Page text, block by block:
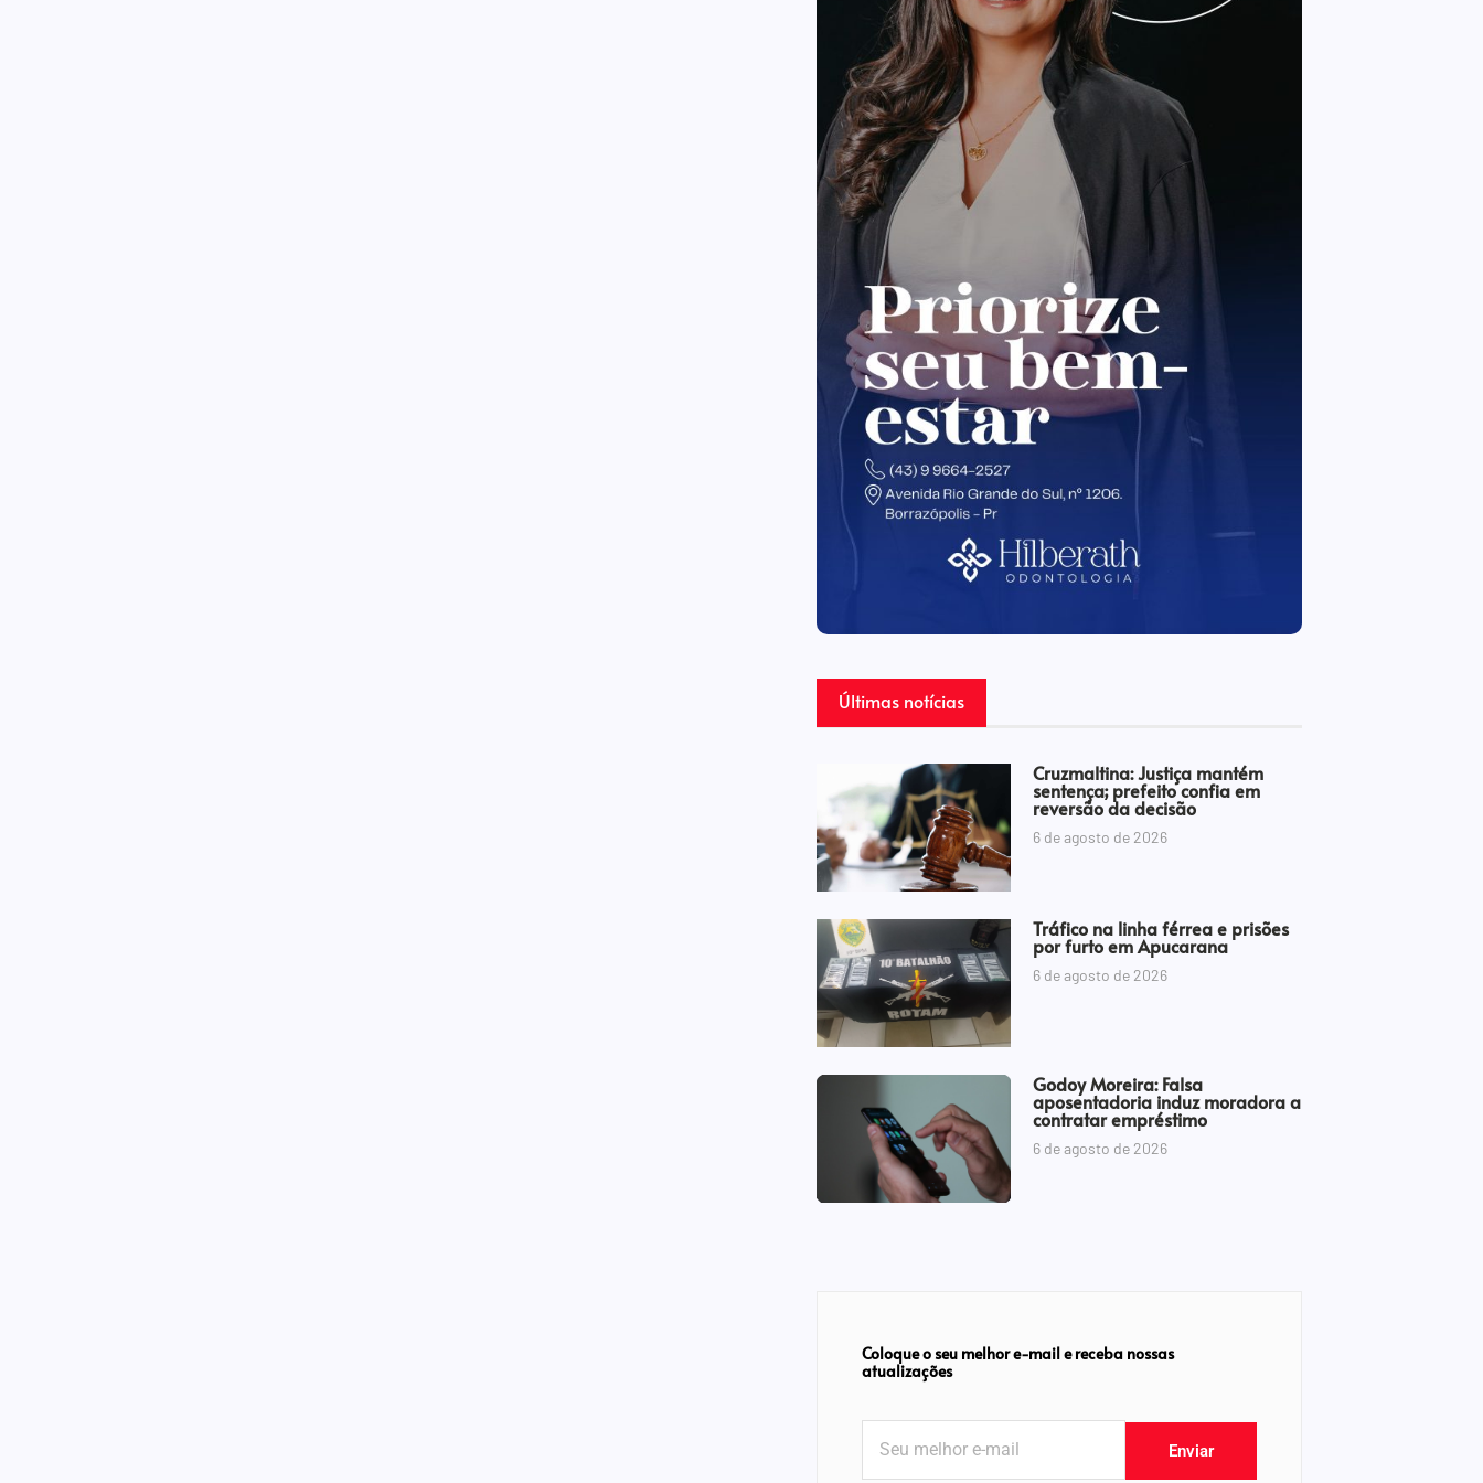
Últimas notícias
Cruzmaltina: Justiça mantém
sentença; prefeito confia em
reversão da decisão
6 de agosto de 2026
Tráfico na linha férrea e prisões
por furto em Apucarana
6 de agosto de 2026
Godoy Moreira: Falsa
aposentadoria induz moradora a
contratar empréstimo
6 de agosto de 2026
Coloque o seu melhor e-mail e receba nossas
atualizações
Enviar